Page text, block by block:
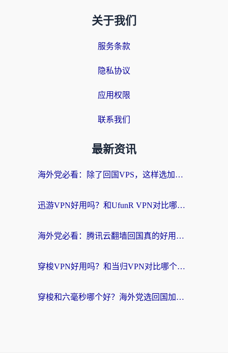
关于我们
服务条款
隐私协议
应用权限
联系我们
最新资讯
海外党必看：除了回国VPS，这样选加速器也能无缝刷国内资源？
迅游VPN好用吗？和UfunR VPN对比哪个回国效果更好？海外党亲测避坑指南
海外党必看：腾讯云翻墙回国真的好用吗？+ 3步选对回国加速器指南
穿梭VPN好用吗？和当归VPN对比哪个回国效果更好？海外党亲测实用指南
穿梭和六毫秒哪个好？海外党选回国加速器的避坑指南，附番茄加速器实测